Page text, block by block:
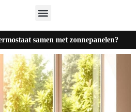
samen met zonnepanelen?